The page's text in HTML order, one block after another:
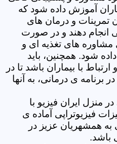
آموزش داده شود که
تمرینات و درمان های
انجام دهند و در صورت
ی مشاوره های تغذیه ای و
شود. همچنین، باید
با بیماران باشد تا در
برنامه ی درمانی، به آنها
منزل ایران فیزیو با
فیزیوتراپی آماده ی
به همشهریان عزیز در
باشد.